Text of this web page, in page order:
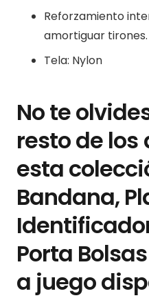
Reforzamiento
amortiguar tirones.
Tela: Nylon
No te
resto de
esta
Bandana,
Porta Bolsas
a juego